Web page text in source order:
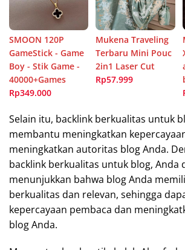
SMOON 120P
GameStick - Game
Boy - Stik Game -
40000+Games
Rp349.000
Mukena Traveling
Terbaru Mini Pouc
2in1 Laser Cut
Rp57.999
Selain itu, backlink berkualitas untuk
membantu meningkatkan
meningkatkan autoritas blog Anda.
backlink berkualitas untuk blog, Anda
menunjukkan bahwa blog Anda
berkualitas dan relevan, sehingga
kepercayaan pembaca dan
blog Anda.